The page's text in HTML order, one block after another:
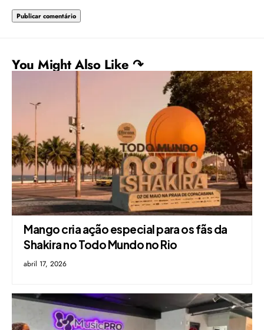
You Might Also Like ↷
Mango cria ação especial para os fãs da
Shakira no Todo Mundo no Rio
abril 17, 2026